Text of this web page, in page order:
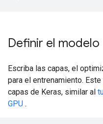
Definir el modelo
Escriba las capas, el
para el entrenamiento.
capas de Keras, similar al
GPU .